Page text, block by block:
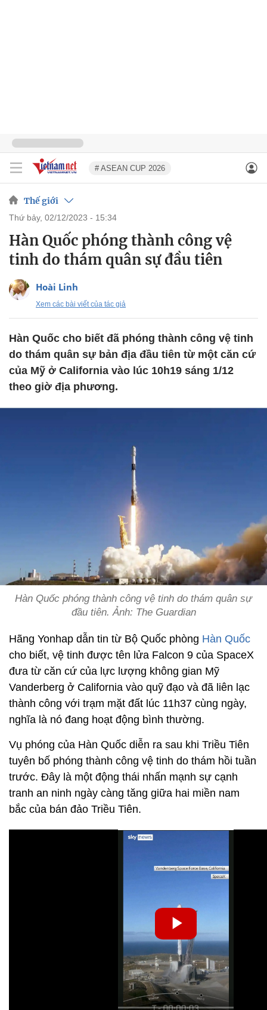
# ASEAN CUP 2026
Thế giới
thứ bảy, 02/12/2023 - 15:34
Hàn Quốc phóng thành công vệ
tinh do thám quân sự đầu tiên
Hoài Linh
Xem các bài viết của tác giả
Hàn Quốc cho biết đã phóng thành công vệ tinh
do thám quân sự bản địa đầu tiên từ một căn cứ
của Mỹ ở California vào lúc 10h19 sáng 1/12
theo giờ địa phương.
Hàn Quốc phóng thành công vệ tinh do thám quân sự
đầu tiên. Ảnh: The Guardian
Hãng Yonhap dẫn tin từ Bộ Quốc phòng Hàn Quốc
cho biết, vệ tinh được tên lửa Falcon 9 của SpaceX
đưa từ căn cứ của lực lượng không gian Mỹ
Vanderberg ở California vào quỹ đạo và đã liên lạc
thành công với trạm mặt đất lúc 11h37 cùng ngày,
nghĩa là nó đang hoạt động bình thường.
Vụ phóng của Hàn Quốc diễn ra sau khi Triều Tiên
tuyên bố phóng thành công vệ tinh do thám hồi tuần
trước. Đây là một động thái nhấn mạnh sự cạnh
tranh an ninh ngày càng tăng giữa hai miền nam
bắc của bán đảo Triều Tiên.